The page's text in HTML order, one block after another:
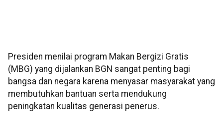
Presiden menilai program Makan Bergizi Gratis
(MBG) yang dijalankan BGN sangat penting bagi
bangsa dan negara karena menyasar masyarakat yang
membutuhkan bantuan serta mendukung
peningkatan kualitas generasi penerus.